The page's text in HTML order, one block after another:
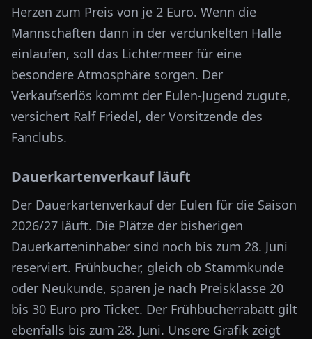
Herzen zum Preis von je 2 Euro. Wenn die
Mannschaften dann in der verdunkelten Halle
einlaufen, soll das Lichtermeer für eine
besondere Atmosphäre sorgen. Der
Verkaufserlös kommt der Eulen-Jugend zugute,
versichert Ralf Friedel, der Vorsitzende des
Fanclubs.
Dauerkartenverkauf läuft
Der Dauerkartenverkauf der Eulen für die Saison
2026/27 läuft. Die Plätze der bisherigen
Dauerkarteninhaber sind noch bis zum 28. Juni
reserviert. Frühbucher, gleich ob Stammkunde
oder Neukunde, sparen je nach Preisklasse 20
bis 30 Euro pro Ticket. Der Frühbucherrabatt gilt
ebenfalls bis zum 28. Juni. Unsere Grafik zeigt